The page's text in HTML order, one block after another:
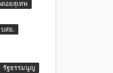
อยสุเทพ
บสย.
รัฐธรรมนูญ